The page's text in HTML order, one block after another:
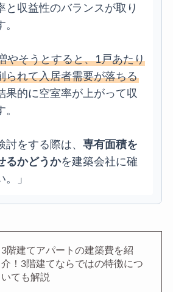
と収益性のバランスが取り
やそうとすると、1戸あたり
られて入居者需要が落ちる
果的に空室率が上がって収
討をする際は、 専有面積を
るかどうかを建築会社に確
。」
3階建てアパートの建築費を紹
介！3階建てならではの特徴につ
いても解説